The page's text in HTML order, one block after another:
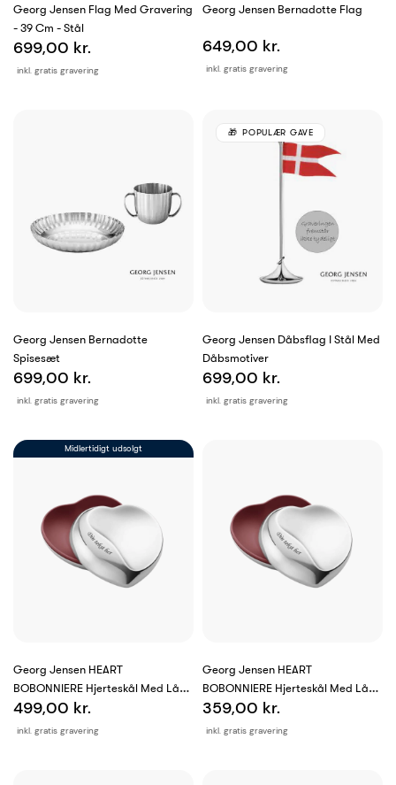
Georg Jensen Flag Med Gravering
- 39 Cm - Stål
inkl. gratis gravering
699,00 kr.
Georg Jensen Bernadotte Flag
inkl. gratis gravering
649,00 kr.
Georg Jensen Bernadotte
Spisesæt
inkl. gratis gravering
699,00 kr.
Georg Jensen Dåbsflag I Stål Med
Dåbsmotiver
inkl. gratis gravering
699,00 kr.
POPULÆR GAVE
Georg Jensen HEART
BOBONNIERE Hjerteskål Med Låg -
Stor
inkl. gratis gravering
499,00 kr.
Midlertidigt udsolgt
Georg Jensen HEART
BOBONNIERE Hjerteskål Med Låg -
Lille
inkl. gratis gravering
359,00 kr.